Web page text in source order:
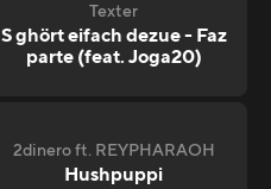
Texter
S ghört eifach dezue - Faz
parte (feat. Joga20)
2dinero ft. REYPHARAOH
Hushpuppi